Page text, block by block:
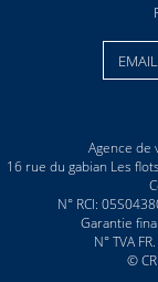
Agence de
16 rue du gabian Les
N° RCI:
Garantie
N° TVA
©